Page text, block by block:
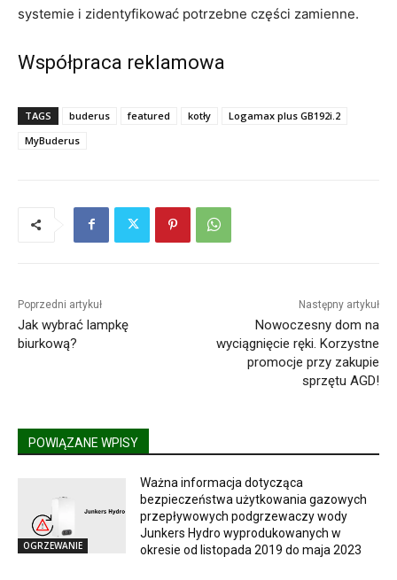
systemie i zidentyfikować potrzebne części zamienne.
Współpraca reklamowa
TAGS buderus featured kotły
Logamax plus GB192i.2
MyBuderus
Poprzedni artykuł
Jak wybrać lampkę
biurkową?
Następny artykuł
Nowoczesny dom na
wyciągnięcie ręki. Korzystne
promocje przy zakupie
sprzętu AGD!
POWIĄZANE WPISY
OGRZEWANIE
Ważna informacja dotycząca
bezpieczeństwa użytkowania gazowych
przepływowych podgrzewaczy wody
Junkers Hydro wyprodukowanych w
okresie od listopada 2019 do maja 2023